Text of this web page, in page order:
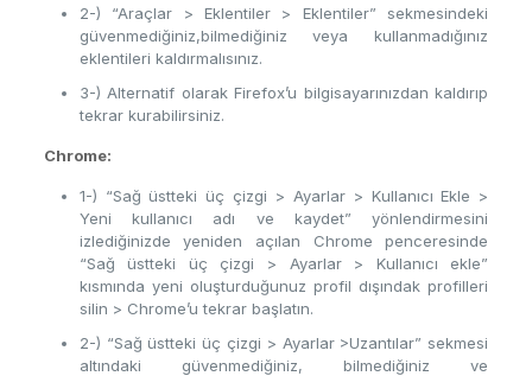
2-) “Araçlar > Eklentiler > Eklentiler” sekmesindeki
güvenmediğiniz,bilmediğiniz veya kullanmadığınız
eklentileri kaldırmalısınız.
3-) Alternatif olarak Firefox’u bilgisayarınızdan kaldırıp
tekrar kurabilirsiniz.
Chrome:
1-) “Sağ üstteki üç çizgi > Ayarlar > Kullanıcı Ekle >
Yeni kullanıcı adı ve kaydet” yönlendirmesini
izlediğinizde yeniden açılan Chrome penceresinde
“Sağ üstteki üç çizgi > Ayarlar > Kullanıcı ekle”
kısmında yeni oluşturduğunuz profil dışındak profilleri
silin > Chrome’u tekrar başlatın.
2-) “Sağ üstteki üç çizgi > Ayarlar >Uzantılar” sekmesi
altındaki güvenmediğiniz, bilmediğiniz ve